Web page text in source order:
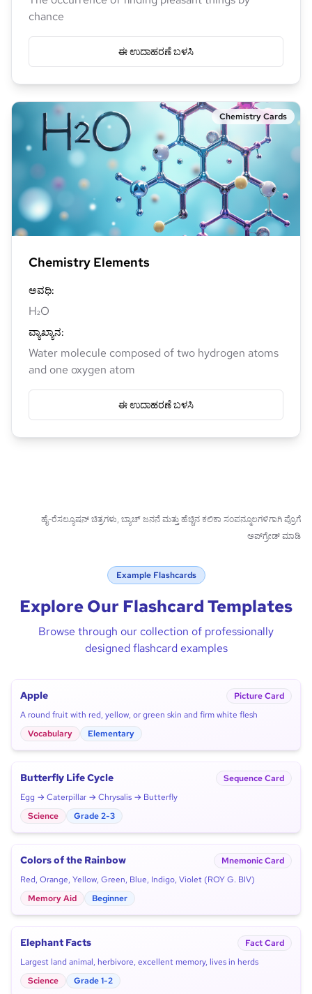
chance
ಈ ಉದಾಹರಣೆ ಬಳಸಿ
Chemistry Cards
Chemistry Elements
ಅವಧಿ:
H₂O
ವ್ಯಾಖ್ಯಾನ:
Water molecule composed of two hydrogen atoms
and one oxygen atom
ಈ ಉದಾಹರಣೆ ಬಳಸಿ
ಹೈ-ರೆಸಲ್ಯೂಷನ್ ಚಿತ್ರಗಳು, ಬ್ಯಾಚ್ ಜನನೆ ಮತ್ತು ಹೆಚ್ಚಿನ ಕಲಿಕಾ ಸಂಪನ್ಮೂಲಗಳಿಗಾಗಿ ಪ್ರೊಗೆ
ಅಪ್‌ಗ್ರೇಡ್ ಮಾಡಿ
Example Flashcards
Explore Our Flashcard Templates
Browse through our collection of professionally
designed flashcard examples
Apple
Picture Card
A round fruit with red, yellow, or green skin and firm white flesh
Vocabulary
Elementary
Butterfly Life Cycle
Sequence Card
Egg → Caterpillar → Chrysalis → Butterfly
Science
Grade 2-3
Colors of the Rainbow
Mnemonic Card
Red, Orange, Yellow, Green, Blue, Indigo, Violet (ROY G. BIV)
Memory Aid
Beginner
Elephant Facts
Fact Card
Largest land animal, herbivore, excellent memory, lives in herds
Science
Grade 1-2